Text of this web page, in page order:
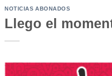
NOTICIAS ABONADOS
Llego el